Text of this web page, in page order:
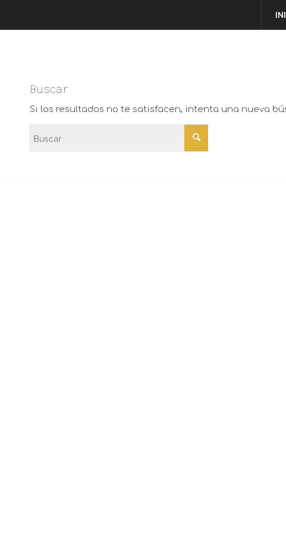
Buscar
Si los resultados no te satisfacen, intenta una nueva